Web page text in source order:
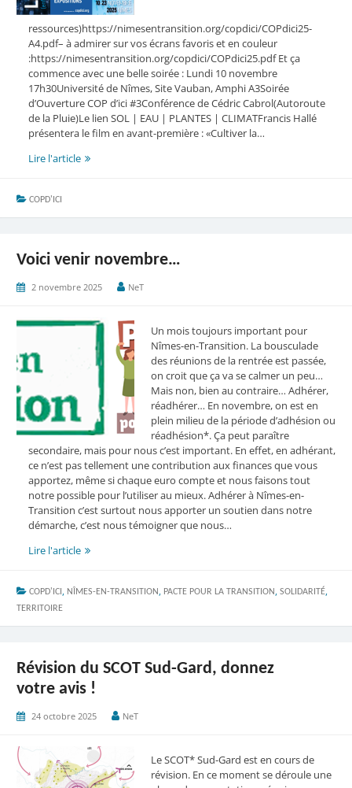
ressources)https://nimesentransition.org/copdici/COPdici25-
A4.pdf– à admirer sur vos écrans favoris et en couleur
:https://nimesentransition.org/copdici/COPdici25.pdf Et ça
commence avec une belle soirée : Lundi 10 novembre
17h30Université de Nîmes, Site Vauban, Amphi A3Soirée
d’Ouverture COP d’ici #3Conférence de Cédric Cabrol(Autoroute
de la Pluie)Le lien SOL | EAU | PLANTES | CLIMATFrancis Hallé
présentera le film en avant-première : «Cultiver la…
Lire l'articleENFIN
de
!
COPD'ICI
Voici venir novembre…
2 novembre 2025 NeT
Un mois toujours important pour
Nîmes-en-Transition. La bousculade
des réunions de la rentrée est passée,
on croit que ça va se calmer un peu…
Mais non, bien au contraire… Adhérer,
réadhérer… En novembre, on est en
plein milieu de la période d’adhésion ou
réadhésion*. Ça peut paraître
secondaire, mais pour nous c’est important. En effet, en adhérant,
ce n’est pas tellement une contribution aux finances que vous
apportez, même si chaque euro compte et nous faisons tout
notre possible pour l’utiliser au mieux. Adhérer à Nîmes-en-
Transition c’est surtout nous apporter un soutien dans notre
démarche, c’est nous témoigner que nous…
Lire l'articleVoici
COPD'ICI , NÎMES-EN-TRANSITION , PACTE POUR LA TRANSITION , SOLIDARITÉ,
TERRITOIRE
Révision du SCOT Sud-Gard, donnez
votre avis !
24 octobre 2025 NeT
Le SCOT* Sud-Gard est en cours de
révision. En ce moment se déroule une